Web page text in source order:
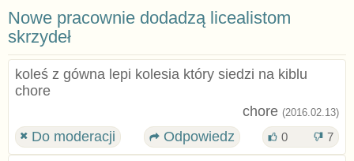
Nowe pracownie dodadzą licealistom
skrzydeł
koleś z gówna lepi kolesia który siedzi na kiblu
chore
chore (2016.02.13)
Do moderacji Odpowiedz 0 7